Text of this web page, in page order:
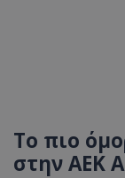
Το πιο
στην ΑΕΚ